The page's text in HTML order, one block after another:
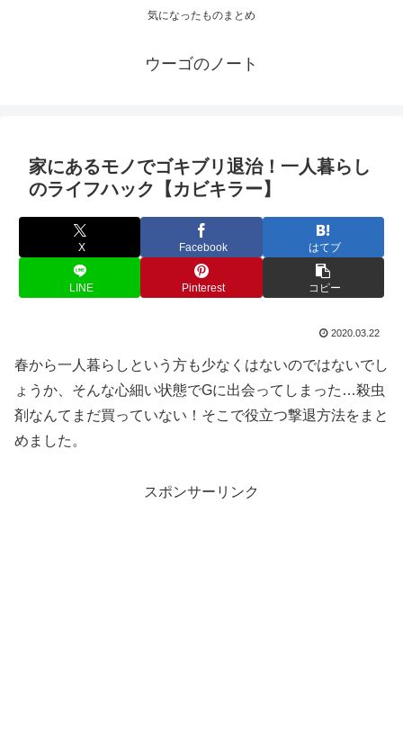
気になったものまとめ
ウーゴのノート
家にあるモノでゴキブリ退治！一人暮らし
のライフハック【カビキラー】
X Facebook はてブ
LINE Pinterest コピー
2020.03.22
春から一人暮らしという方も少なくはないのではないでし
ょうか、そんな心細い状態でGに出会ってしまった…殺虫
剤なんてまだ買っていない！そこで役立つ撃退方法をまと
めました。
スポンサーリンク